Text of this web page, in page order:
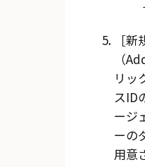
新
（
リッ
スID
ージ
ーの
用意